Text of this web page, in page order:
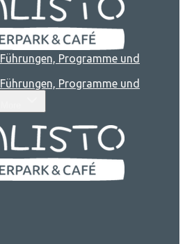
Führungen, Programme und
Führungen, Programme und